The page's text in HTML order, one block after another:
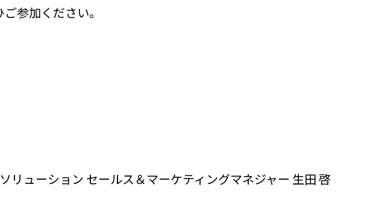
参加ください。
リューション セールス＆マーケティングマネジャー 生田 啓